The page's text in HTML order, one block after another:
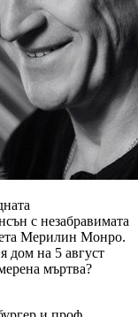
с незабравимата
Мерилин Монро.
дом на 5 август
мъртва?